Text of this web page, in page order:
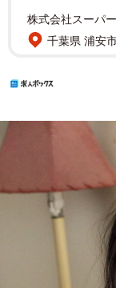
株式会社スーパ
千葉県 浦安